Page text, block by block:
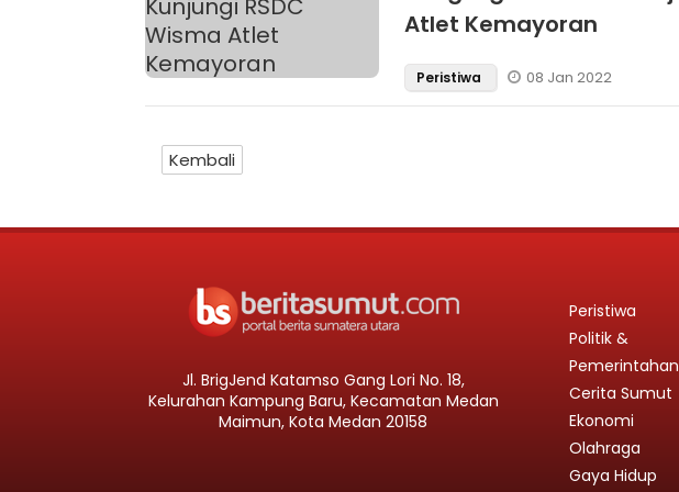
Atlet Kemayoran
Peristiwa 08 Jan 2022
Kembali
Jl. BrigJend Katamso Gang Lori No. 18,
Kelurahan Kampung Baru, Kecamatan Medan
Maimun, Kota Medan 20158
Peristiwa
Politik &
Pemerintahan
Cerita Sumut
Ekonomi
Olahraga
Gaya Hidup